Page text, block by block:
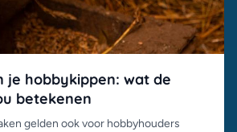
je hobbykippen: wat de
betekenen
gelden ook voor hobbyhouders